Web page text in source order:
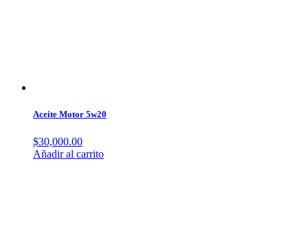
Aceite Motor 5w20
$30,000.00
Añadir al carrito